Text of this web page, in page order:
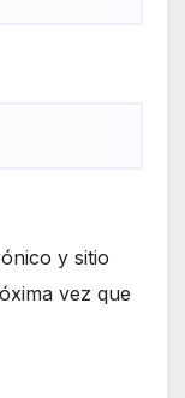
y sitio
vez que